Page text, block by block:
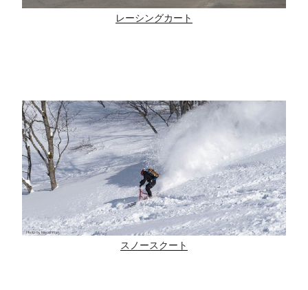
レーシングカート
スノースクート